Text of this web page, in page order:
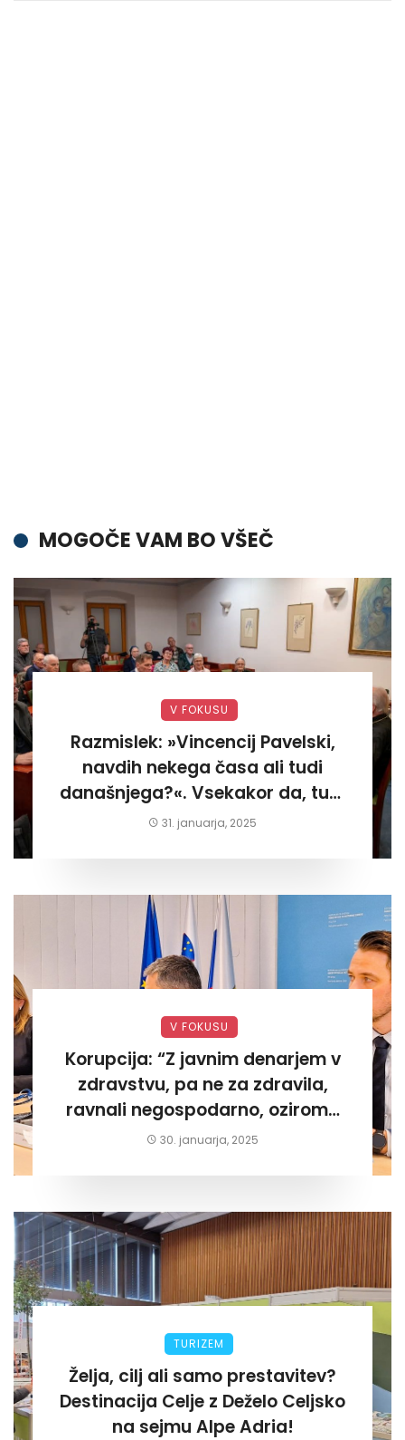
MOGOČE VAM BO VŠEČ
V FOKUSU
Razmislek: »Vincencij Pavelski,
navdih nekega časa ali tudi
današnjega?«. Vsekakor da, tudi
današnjega«
31. januarja, 2025
V FOKUSU
Korupcija: “Z javnim denarjem v
zdravstvu, pa ne za zdravila,
ravnali negospodarno, oziroma
za lastni žep. Tokrat na Žalskem«
30. januarja, 2025
TURIZEM
Želja, cilj ali samo prestavitev?
Destinacija Celje z Deželo Celjsko
na sejmu Alpe Adria!